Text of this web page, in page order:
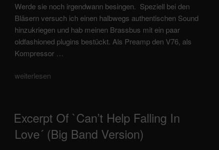
Werde sie noch irgendwann besingen. Speziell bei den
Bläsern versuch ich einen halbwegs authentischen Sound
hinzukriegen und hab meinen Brassbus mit ein paar
oldfashioned plugins bestückt. Als Preamp den V76, als
Kompressor …
„Summerwind
Sinatra)“
weiterlesen
veröffentlicht
am
Excerpt Of `can’t Help Falling In
Love´ (Big Band Version)